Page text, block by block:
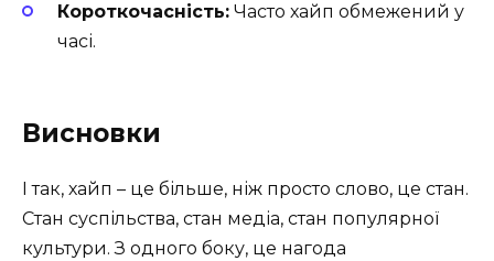
Короткочасність: Часто хайп обмежений у
часі.
Висновки
І так, хайп – це більше, ніж просто слово, це стан.
Стан суспільства, стан медіа, стан популярної
культури. З одного боку, це нагода